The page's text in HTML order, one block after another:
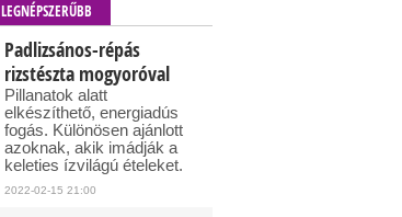
LEGNÉPSZERŰBB
Padlizsános-répás
rizstészta mogyoróval
Pillanatok alatt
elkészíthető, energiadús
fogás. Különösen ajánlott
azoknak, akik imádják a
keleties ízvilágú ételeket.
2022-02-15 21:00